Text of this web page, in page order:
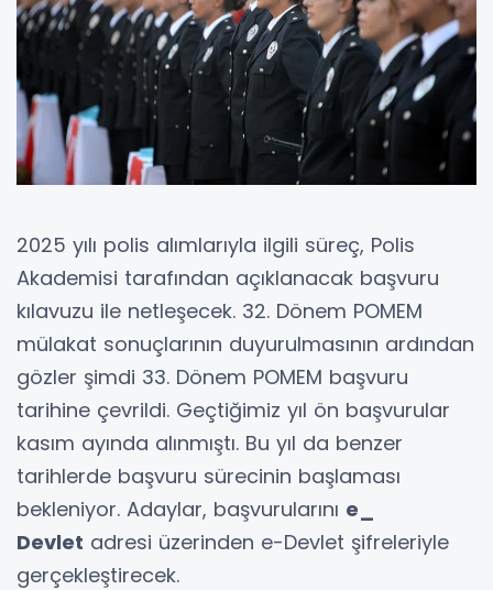
2025 yılı polis alımlarıyla ilgili süreç, Polis
Akademisi tarafından açıklanacak başvuru
kılavuzu ile netleşecek. 32. Dönem POMEM
mülakat sonuçlarının duyurulmasının ardından
gözler şimdi 33. Dönem POMEM başvuru
tarihine çevrildi. Geçtiğimiz yıl ön başvurular
kasım ayında alınmıştı. Bu yıl da benzer
tarihlerde başvuru sürecinin başlaması
bekleniyor. Adaylar, başvurularını e_
Devlet adresi üzerinden e-Devlet şifreleriyle
gerçekleştirecek.